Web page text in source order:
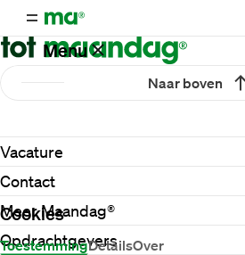
Menu
Werken
via
Maandag®
Cookies
ToestemmingDetailsOver
Naar boven
Vacature
Contact
Meer Maandag®
Opdrachtgevers